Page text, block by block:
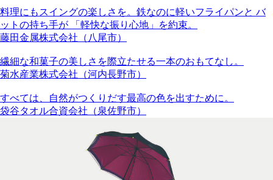
料理にもスイングの楽しさを。鉄なのに軽いフライパンと バ
ットの持ち手が 「軽快な振り心地」を約束。
藤田金属株式会社（八尾市）
繊細な和菓子の美しさを際立たせる一本のおもてなし。
菊水産業株式会社（河内長野市）
すべては、自然がつくりだす最高の色を出すために。
袋谷タオル合資会社（泉佐野市）